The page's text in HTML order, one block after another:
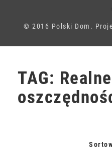
© 2016 Polski Dom.
TAG: Realne